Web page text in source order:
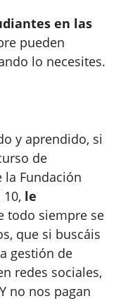
en las
pueden
lo necesites.
y aprendido, si
de
Fundación
le
todo siempre se
que si buscáis
gestión de
redes sociales,
no nos pagan